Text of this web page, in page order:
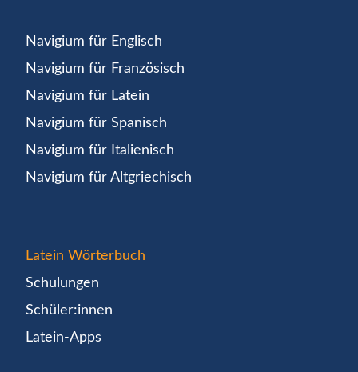
Navigium für Englisch
Navigium für Französisch
Navigium für Latein
Navigium für Spanisch
Navigium für Italienisch
Navigium für Altgriechisch
Latein Wörterbuch
Schulungen
Schüler:innen
Latein-Apps